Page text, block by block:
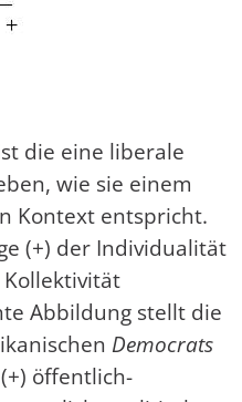
die eine liberale
wie sie einem
Kontext entspricht.
(+) der Individualität
Abbildung stellt die
Democrats
öffentlich-